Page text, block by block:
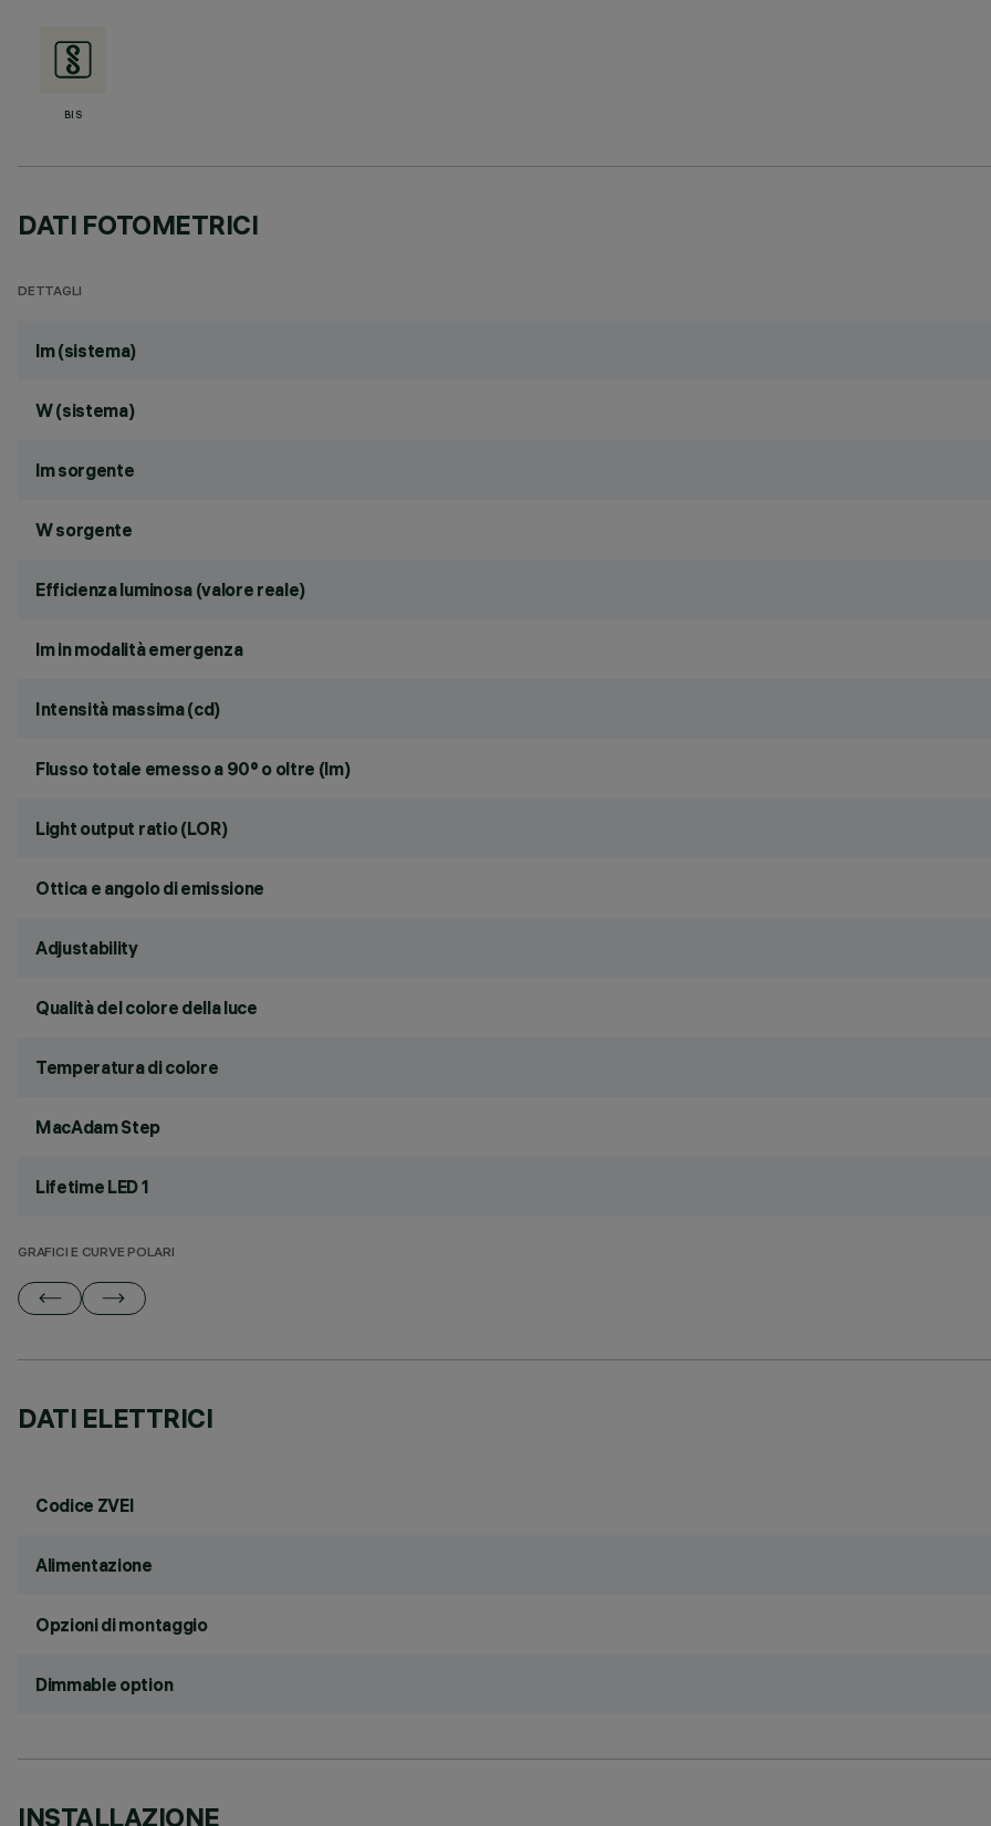
BIS
DATI FOTOMETRICI
DETTAGLI
lm (sistema)
W (sistema)
lm sorgente
W sorgente
Efficienza luminosa (valore reale)
lm in modalità emergenza
Intensità massima (cd)
Flusso totale emesso a 90° o oltre (lm)
Light output ratio (LOR)
Ottica e angolo di emissione
Adjustability
Qualità del colore della luce
Temperatura di colore
MacAdam Step
Lifetime LED 1
GRAFICI E CURVE POLARI
DATI ELETTRICI
Codice ZVEI
Alimentazione
Opzioni di montaggio
Dimmable option
INSTALLAZIONE